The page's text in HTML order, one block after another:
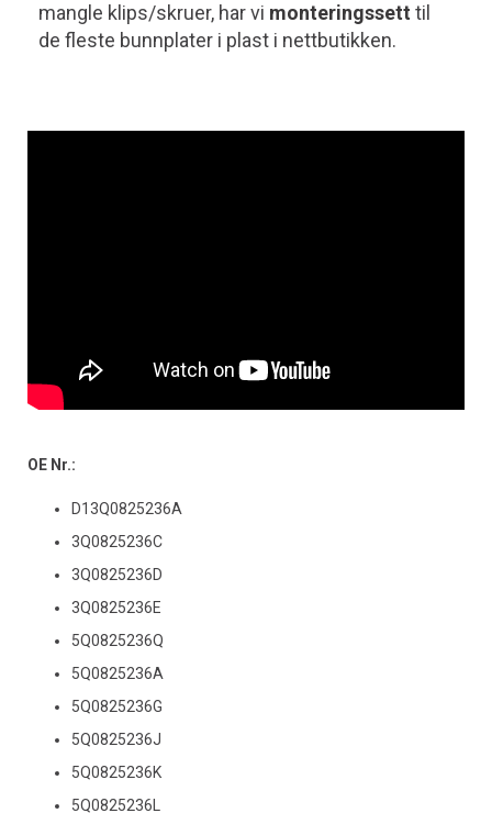
mangle klips/skruer, har vi monteringssett til
de fleste bunnplater i plast i nettbutikken.
OE Nr.:
D13Q0825236A
3Q0825236C
3Q0825236D
3Q0825236E
5Q0825236Q
5Q0825236A
5Q0825236G
5Q0825236J
5Q0825236K
5Q0825236L